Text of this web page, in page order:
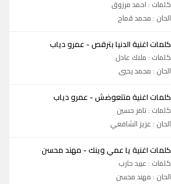
كلمات : احمد مرزوق
الحان : محمد قماح
كلمات اغنية الدنيا بترقص- عمرو دياب
كلمات : ملاك عادل
الحان : محمد يحيي
كلمات اغنية متتعوضش- عمرو دياب
كلمات : تامر حسين
الحان : عزيز الشافعي
كلمات اغنية يا عمي وينك- مهند محسن
كلمات : عبيد حارب
الحان : مهند محسن